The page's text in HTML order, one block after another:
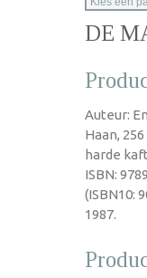
DE
Auteur:
Haan,
harde
ISBN:
(ISBN10:
1987.